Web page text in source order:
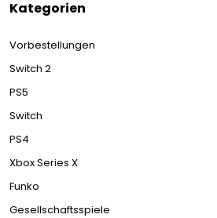
Kategorien
Vorbestellungen
Switch 2
PS5
Switch
PS4
Xbox Series X
Funko
Gesellschaftsspiele